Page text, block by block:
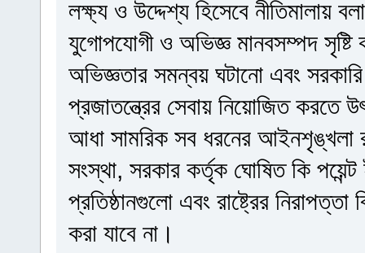
লক্ষ্য ও উদ্দেশ্য হিসেবে নীতিমালায়
যুগোপযোগী ও অভিজ্ঞ মানবসম্পদ সৃষ্টি
অভিজ্ঞতার সমন্বয় ঘটানো এবং
প্রজাতন্ত্রের সেবায় নিয়োজিত করতে
আধা সামরিক সব ধরনের আইনশৃঙ্খলা
সংস্থা, সরকার কর্তৃক ঘোষিত কি
প্রতিষ্ঠানগুলো এবং রাষ্ট্রের
করা যাবে না।